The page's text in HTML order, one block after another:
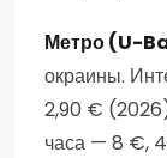
Метро (U-
окраины.
2,90 €
часа — 8 €,